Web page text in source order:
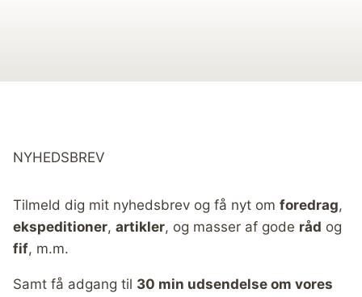
NYHEDSBREV
Tilmeld dig mit nyhedsbrev og få nyt om foredrag,
ekspeditioner, artikler, og masser af gode råd og
fif, m.m.
Samt få adgang til 30 min udsendelse om vores